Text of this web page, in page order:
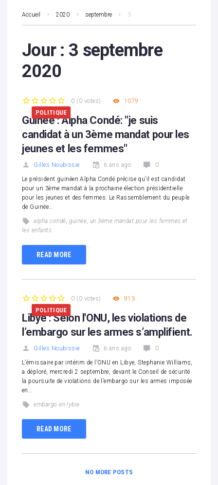
Accueil 2020 septembre 3
Jour : 3 septembre
2020
POLITIQUE
5
4
3
2
0 ( 0 votes) 1079
Guinée : Alpha Condé: "je suis
candidat à un 3ème mandat pour les
jeunes et les femmes"
Gilles Noubissie 6 ans ago 0
Le président guinéen Alpha Condé précise qu’il est candidat
pour un 3ème mandat à la prochaine élection présidentielle
pour les jeunes et des femmes. Le Rassemblement du peuple
de Guinée…
alpha condé,guinée, un 3ème mandat pour les femmes et
les enfants
READ MORE
POLITIQUE
5
4
3
2
0 ( 0 votes) 913
Libye : Selon l'ONU, les violations de
l’embargo sur les armes s’amplifient.
Gilles Noubissie 6 ans ago 0
L’émissaire par intérim de l’ONU en Libye, Stephanie Williams,
a déploré, mercredi 2 septembre, devant le Conseil de sécurité
la poursuite de violations de l’embargo sur les armes imposée
en…
embargo en lybie
READ MORE
NO MORE POSTS